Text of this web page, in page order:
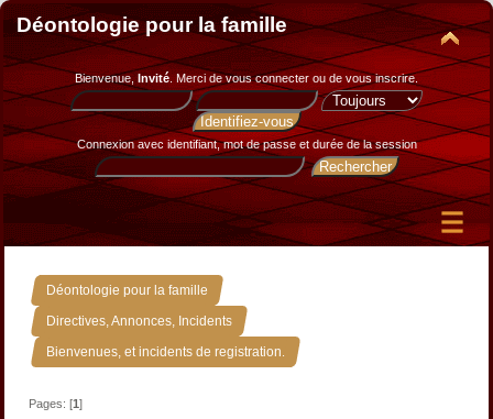
Déontologie pour la famille
Bienvenue, Invité. Merci devous connecter ou de vous inscrire.
Connexion avec identifiant, mot de passe et durée de la session
Déontologie pour la famille »
Directives, Annonces, Incidents »
Bienvenues, et incidents de registration.
Pages: [1]